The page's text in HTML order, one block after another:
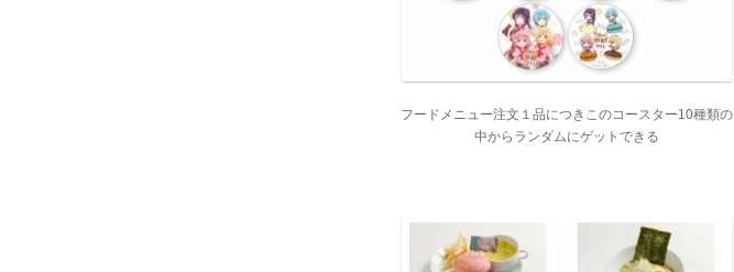
フードメニュー注文１品につきこのコースター10種類の
中からランダムにゲットできる